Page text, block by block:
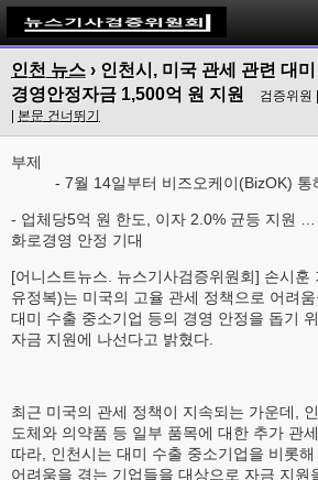
인천 뉴스 › 인천시, 미국 관세 관련 대
경영안정자금 1,500억 원 지원
검증위원
본문 건너뛰기
부제
- 7월 14일부터 비즈오케이(BizOK) 통
- 업체당5억 원 한도, 이자 2.0% 균등 지원
화로경영 안정 기대
[어니스트뉴스. 뉴스기사검증위원회] 손시훈
유정복)는 미국의 고율 관세 정책으로 어려
대미 수출 중소기업 등의 경영 안정을 돕기
자금 지원에 나선다고 밝혔다.
최근 미국의 관세 정책이 지속되는 가운데,
도체와 의약품 등 일부 품목에 대한 추가 관
따라, 인천시는 대미 수출 중소기업을 비롯
어려움을 겪는 기업들을 대상으로 자금 지원